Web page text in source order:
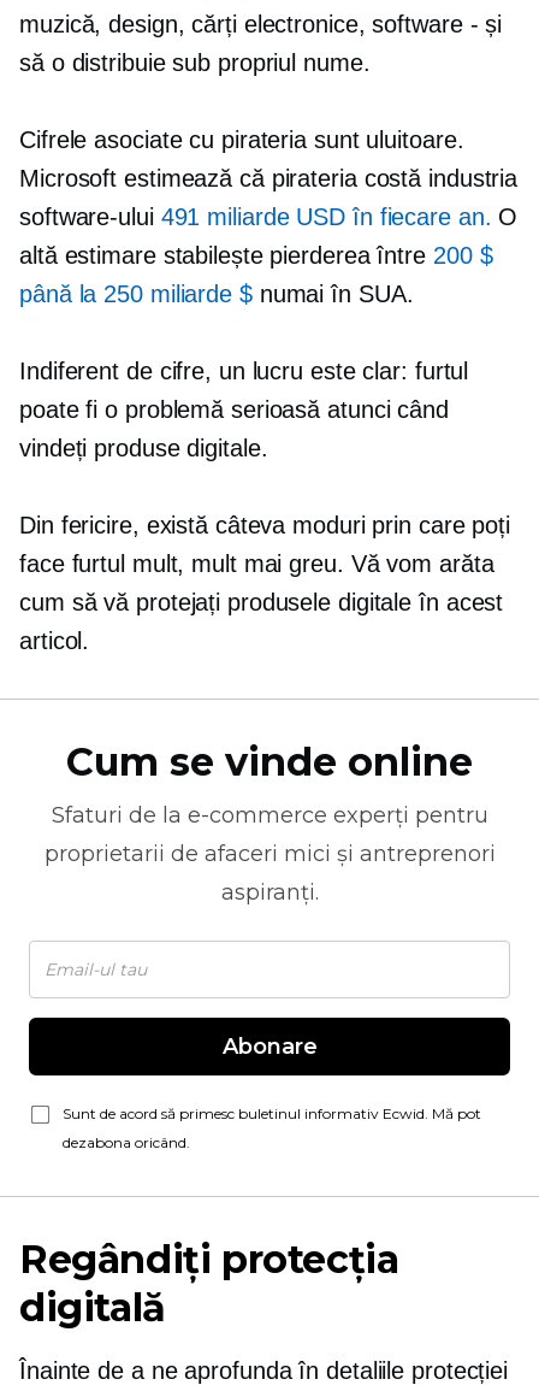
muzică, design, cărți electronice, software - și
să o distribuie sub propriul nume.
Cifrele asociate cu pirateria sunt uluitoare.
Microsoft estimează că pirateria costă industria
software-ului 491 miliarde USD în fiecare an. O
altă estimare stabilește pierderea între 200 $
până la 250 miliarde $numai în SUA.
Indiferent de cifre, un lucru este clar: furtul
poate fi o problemă serioasă atunci când
vindeți produse digitale.
Din fericire, există câteva moduri prin care poți
face furtul mult, mult mai greu. Vă vom arăta
cum să vă protejați produsele digitale în acest
articol.
Cum se vinde online
Sfaturi de la e-commerce experți pentru
proprietarii de afaceri mici și antreprenori
aspiranți.
Abonare
Sunt de acord să primesc buletinul informativ Ecwid. Mă pot
dezabona oricând.
Regândiți protecția
digitală
Înainte de a ne aprofunda în detaliile protecției